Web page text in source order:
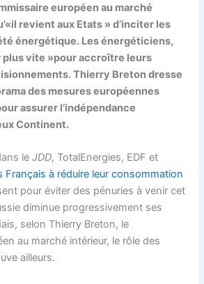
européen au marché
revient aux Etats » d’inciter les
énergétique. Les énergéticiens,
plus vite »pour accroître leurs
Thierry Breton dresse
des mesures européennes
assurer l’indépendance
Continent.
leJDD, TotalEnergies, EDF et
Français à réduire leur consommation
pour éviter des pénuries à venir cet
diminue progressivement ses
selon Thierry Breton, le
au marché intérieur, le rôle des
ailleurs.